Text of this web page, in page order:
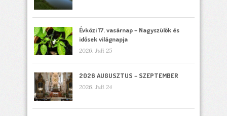
Évközi 17. vasárnap – Nagyszülők és
idősek világnapja
2026. Juli 25
2026 AUGUSZTUS – SZEPTEMBER
2026. Juli 24